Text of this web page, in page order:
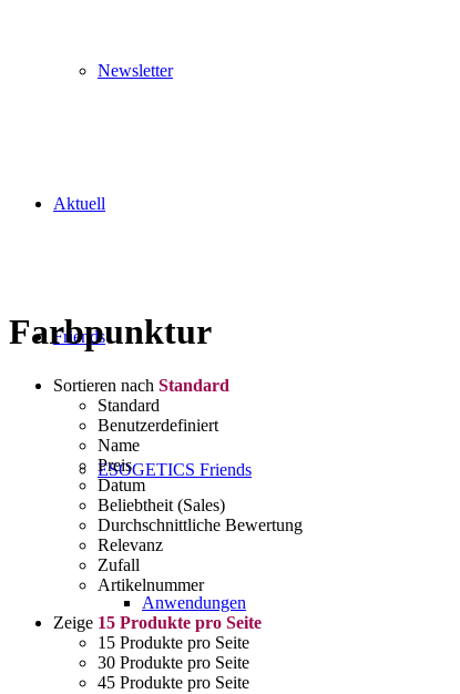
Newsletter
Aktuell
Friends
ESOGETICS Friends
Anwendungen
Farbpunktur
Sortieren nach Standard
Standard
Benutzerdefiniert
Name
Preis
Datum
Beliebtheit (Sales)
Durchschnittliche Bewertung
Relevanz
Zufall
Artikelnummer
Zeige 15 Produkte pro Seite
15 Produkte pro Seite
30 Produkte pro Seite
45 Produkte pro Seite